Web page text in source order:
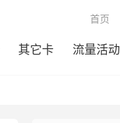
其它卡 流量活动
首页